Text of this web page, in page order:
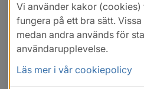
Vi använder kakor
fungera på ett bra sätt.
medan andra används för
användarupplevelse.
Läs mer i vår cookiepolicy